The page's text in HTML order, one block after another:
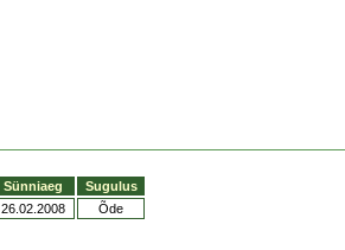
Sünniaeg
Sugulus
26.02.2008
Õde